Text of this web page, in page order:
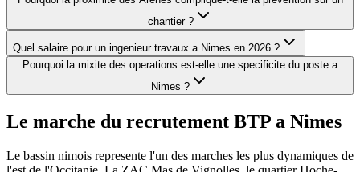
chantier ?
Quel salaire pour un ingenieur travaux a Nimes en 2026 ?
Pourquoi la mixite des operations est-elle une specificite du poste a
Nimes ?
Le marche du recrutement BTP a Nimes
Le bassin nimois represente l'un des marches les plus dynamiques de